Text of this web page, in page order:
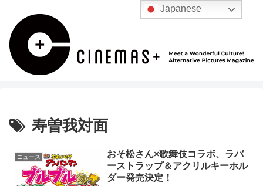
寿曽我対面
ニュース
おそ松さん×歌舞伎コラボ、ラバ
ーストラップ＆アクリルキーホル
ダー発売決定！
Japanese